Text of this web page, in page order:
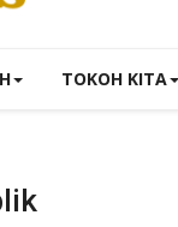
TOKOH KITA